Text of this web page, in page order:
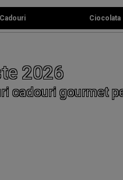
Cadouri Ciocolata
2026
cadouri gourmet